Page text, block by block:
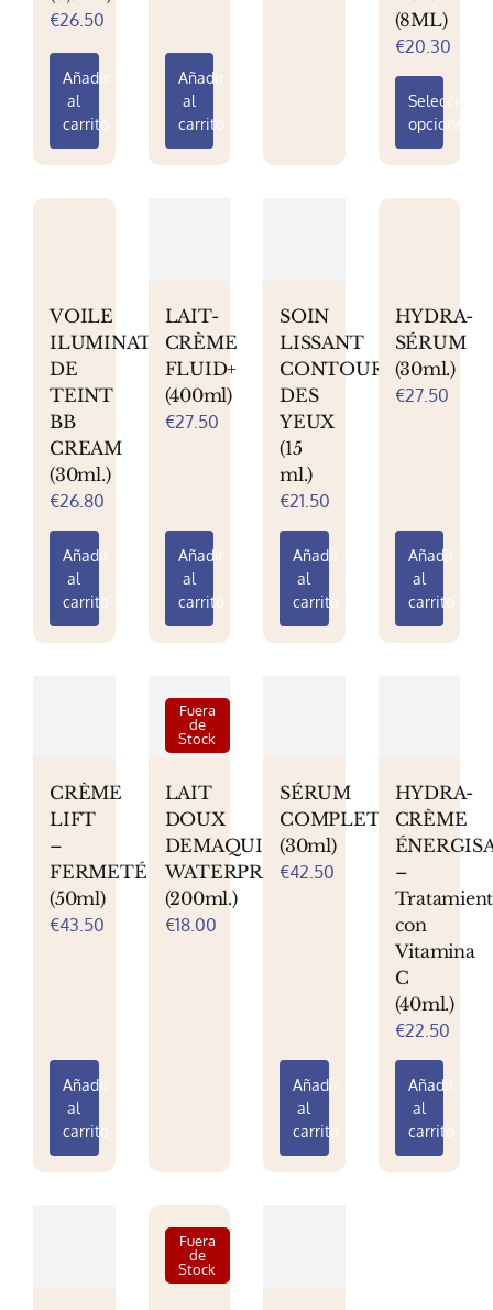
página
de
producto
página
de
producto
€26.50
Añadir
al
carrito
Añadir
al
carrito
(8ML)
€20.30
Seleccionar
opciones
Este
opciones
se
pueden
elegir
producto
VOILE
ILUMINATEUR
DE
TEINT
BB
CREAM
(30ml.)
€26.80
Añadir
al
carrito
LAIT-
CRÈME
FLUID+
(400ml)
€27.50
Añadir
al
carrito
SOIN
LISSANT
CONTOUR
DES
YEUX
(15
ml.)
€21.50
Añadir
al
carrito
HYDRA-
SÉRUM
(30ml.)
€27.50
Añadir
al
carrito
CRÈME
LIFT
–
FERMETÉ
(50ml)
€43.50
Añadir
al
carrito
Fuera
de
Stock
LAIT
DOUX
DEMAQUILLANT
WATERPROOF
(200ml.)
€18.00
SÉRUM
COMPLET
(30ml)
€42.50
Añadir
al
carrito
HYDRA-
CRÈME
–
con
Vitamina
C
(40ml.)
€22.50
Añadir
al
carrito
Fuera
de
Stock